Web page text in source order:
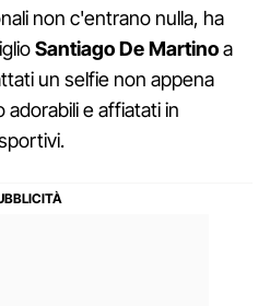
non c'entrano nulla, ha
Santiago De Martinoa
un selfie non appena
adorabili e affiatati in